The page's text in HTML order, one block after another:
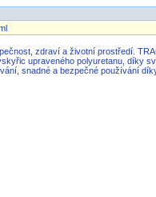
zdraví a životní prostředí.
upraveného polyuretanu, díky
snadné a bezpečné používání